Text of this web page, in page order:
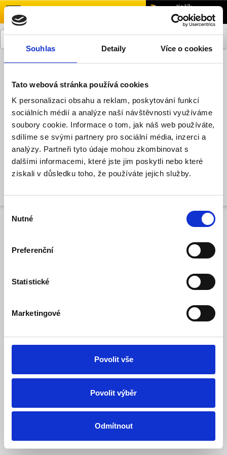
Souhlas Detaily Více o cookies
Tato webová stránka používá cookies
K personalizaci obsahu a reklam, poskytování funkcí
sociálních médií a analýze naší návštěvnosti využíváme
soubory cookie. Informace o tom, jak náš web používáte,
sdílíme se svými partnery pro sociální média, inzerci a
analýzy. Partneři tyto údaje mohou zkombinovat s
dalšími informacemi, které jste jim poskytli nebo které
získali v důsledku toho, že používáte jejich služby.
souhlasu
Nutné
Preferenční
Statistické
Marketingové
Povolit vše
Povolit výběr
Odmítnout
Košík
0,00 Kč
menu
Přihlásit se Zaregistrovat se
Měniče napětí a UPS, baterie
Měniče napětí a UPS
Síťové měniče
Síťové měniče
Nastavení cookies